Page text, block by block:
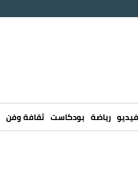
فيديو رياضة بودكاست ثقافة وفن